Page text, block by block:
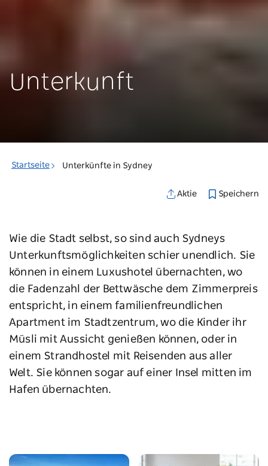
Unterkunft
Startseite Unterkünfte in Sydney
Aktie Speichern
Wie die Stadt selbst, so sind auch Sydneys
Unterkunftsmöglichkeiten schier unendlich. Sie
können in einem Luxushotel übernachten, wo
die Fadenzahl der Bettwäsche dem Zimmerpreis
entspricht, in einem familienfreundlichen
Apartment im Stadtzentrum, wo die Kinder ihr
Müsli mit Aussicht genießen können, oder in
einem Strandhostel mit Reisenden aus aller
Welt. Sie können sogar auf einer Insel mitten im
Hafen übernachten.